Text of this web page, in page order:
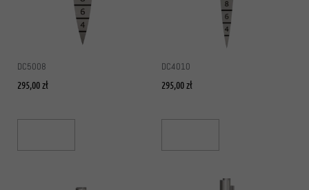
DC5008
295,00zł
DC4010
295,00zł